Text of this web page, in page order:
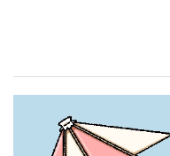
수강할 수 있습니다. 계
동안 수업이 집중적으
관리가 더욱 중요합니
결석이나 과제 미제출